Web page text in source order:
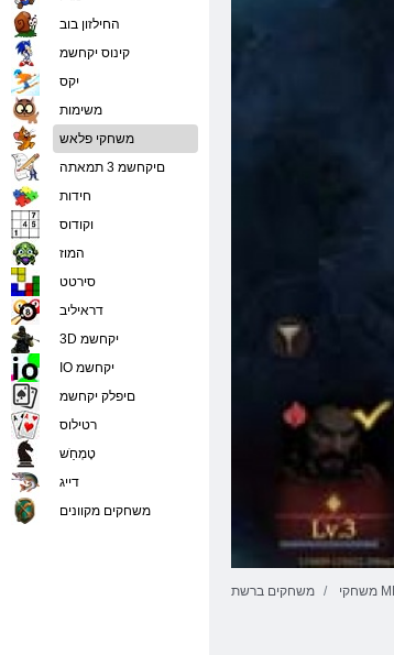
משחקים ברשת
החילזון בוב
קינוס יקחשמ
יִקס
משימות
משחקי פלאש
םיקחשמ 3 תמאתה
חידות
וקודוס
המוז
סירטט
דראיליב
3D יקחשמ
IO יקחשמ
םיפלק יקחשמ
רטילוס
טָמְחַׁש
דייג
משחקים מקוונים